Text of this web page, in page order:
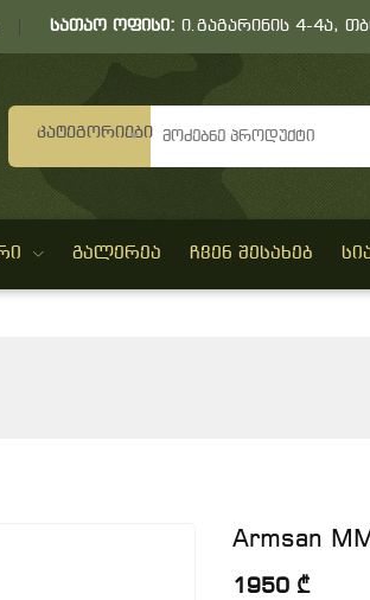
სათაო ოფისი: ი.გაგარინის 4-4ა,
Კატეგორიები
ᲒᲐᲚᲔᲠᲔᲐ ᲩᲕᲔᲜ ᲨᲔᲡᲐᲮᲔᲑ
Armsan
1950 ₾